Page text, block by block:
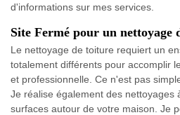
d'informations sur mes services.
Site Fermé pour un nettoyage
Le nettoyage de toiture requiert un
totalement différents pour accomplir
et professionnelle. Ce n'est pas
Je réalise également des nettoyages
surfaces autour de votre maison. Je